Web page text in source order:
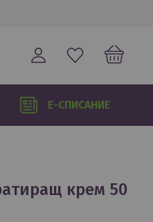
Е-СПИСАНИЕ